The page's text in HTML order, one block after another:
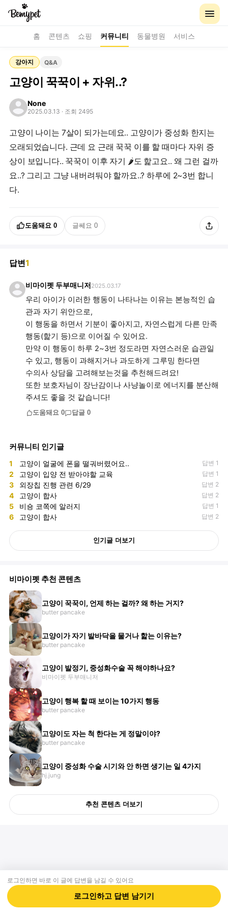
홈 콘텐츠 쇼핑 커뮤니티 동물병원 서비스
강아지 Q&A
고양이 꾹꾹이 + 자위..?
None
2025.03.13 · 조회 2495
고양이 나이는 7살이 되가는데요.. 고양이가 중성화 한지는
오래되었습니다. 근데 요 근래 꾹꾹 이를 할 때마다 자위 증
상이 보입니다.. 꾹꾹이 이후 자기 🌶️도 핥고요.. 왜 그런 걸까
요..? 그리고 그냥 내버려둬야 할까요..? 하루에 2~3번 합니
다.
도움돼요 0 글쎄요 0
답변1
비마이펫 두부매니저 2025.03.17
우리 아이가 이러한 행동이 나타나는 이유는 본능적인 습
관과 자기 위안으로,
이 행동을 하면서 기분이 좋아지고, 자연스럽게 다른 만족
행동(핥기 등)으로 이어질 수 있어요.
만약 이 행동이 하루 2~3번 정도라면 자연스러운 습관일
수 있고, 행동이 과해지거나 과도하게 그루밍 한다면
수의사 상담을 고려해보는것을 추천해드려요!
또한 보호자님이 장난감이나 사냥놀이로 에너지를 분산해
주셔도 좋을 것 같습니다!
도움돼요 0 답글 0
커뮤니티 인기글
1 고양이 얼굴에 폰을 떨궈버렸어요.. 답변 1
2 고양이 입양 전 받아야할 교육 답변 1
3 외장칩 진행 관련 6/29 답변 2
4 고양이 합사 답변 2
5 비숑 코쪽에 알러지 답변 1
6 고양이 합사 답변 2
인기글 더보기
비마이펫 추천 콘텐츠
고양이 꾹꾹이, 언제 하는 걸까? 왜 하는 거지?
butter pancake
고양이가 자기 발바닥을 물거나 핥는 이유는?
butter pancake
고양이 발정기, 중성화수술 꼭 해야하나요?
비마이펫 두부매니저
고양이 행복 할 때 보이는 10가지 행동
butter pancake
고양이도 자는 척 한다는 게 정말이야?
butter pancake
고양이 중성화 수술 시기와 안 하면 생기는 일 4가지
hj.jung
추천 콘텐츠 더보기
로그인하면 바로 이 글에 답변 을 남길 수 있어요
로그인하고 답변 남기기